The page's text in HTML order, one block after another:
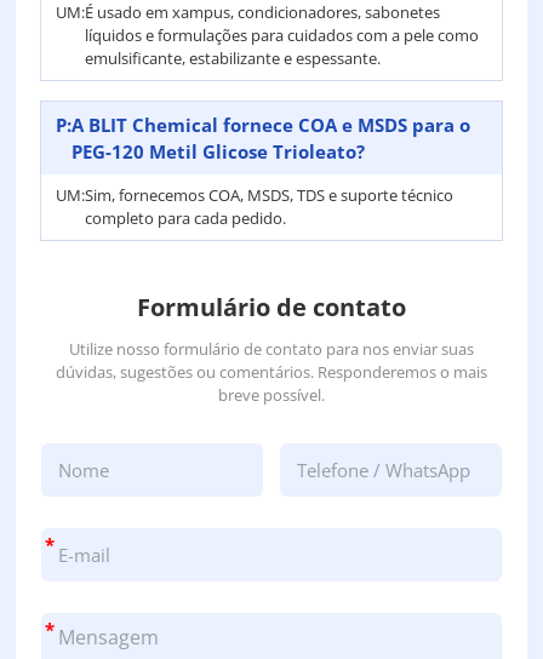
UM:É usado em xampus, condicionadores, sabonetes
líquidos e formulações para cuidados com a pele como
emulsificante, estabilizante e espessante.
P:A BLIT Chemical fornece COA e MSDS para o
PEG-120 Metil Glicose Trioleato?
UM:Sim, fornecemos COA, MSDS, TDS e suporte técnico
completo para cada pedido.
Formulário de contato
Utilize nosso formulário de contato para nos enviar suas
dúvidas, sugestões ou comentários. Responderemos o mais
breve possível.
*
*